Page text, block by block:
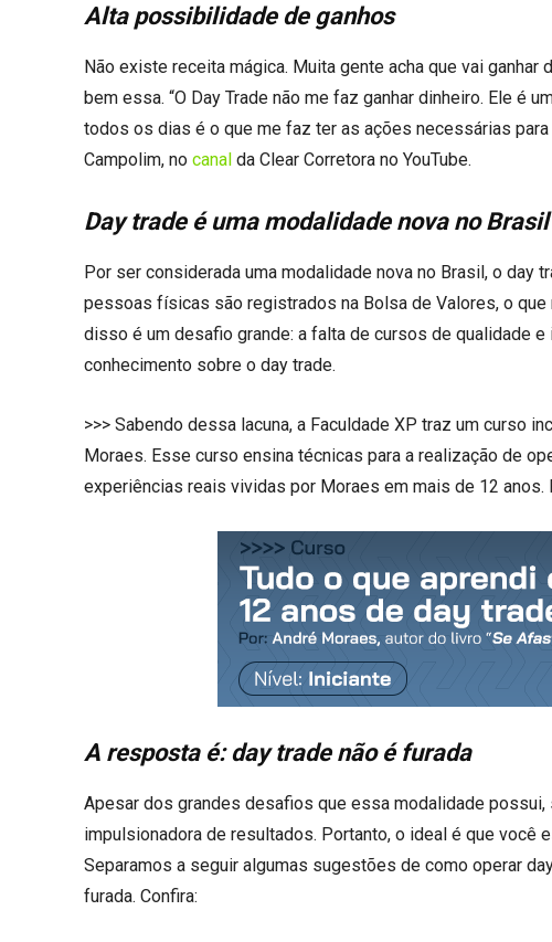
Alta possibilidade de ganhos
Não existe receita mágica. Muita gente acha que vai
bem essa. “O Day Trade não me faz ganhar dinheiro. Ele é
todos os dias é o que me faz ter as ações necessárias
Campolim, no canal da Clear Corretora no YouTube.
Day trade é uma modalidade nova no Brasil
Por ser considerada uma modalidade nova no Brasil, o day
pessoas físicas são registrados na Bolsa de Valores, o
disso é um desafio grande: a falta de cursos de qualidade
conhecimento sobre o day trade.
>>> Sabendo dessa lacuna, a Faculdade XP traz um curso
Moraes. Esse curso ensina técnicas para a realização de
experiências reais vividas por Moraes em mais de 12
A resposta é: day trade não é furada
Apesar dos grandes desafios que essa modalidade
impulsionadora de resultados. Portanto, o ideal é que você
Separamos a seguir algumas sugestões de como operar
furada. Confira: